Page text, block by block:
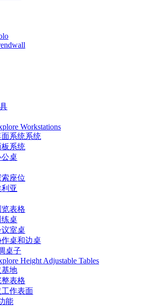
Workstations
面系统系统
板系统
公桌
座位
亚
表格
桌
室桌
作桌和边桌
桌子
Height Adjustable Tables
基地
整表格
工作表面
能